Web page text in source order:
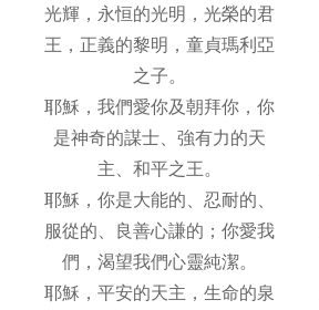
光輝，永恒的光明，光榮的君
王，正義的黎明，童貞瑪利亞
之子。
耶穌，我們愛你及朝拜你，你
是神奇的謀士、強有力的天
主、和平之王。
耶穌，你是大能的、忍耐的、
服從的、良善心謙的；你愛我
們，渴望我們心靈純潔。
耶穌，平安的天主，生命的泉